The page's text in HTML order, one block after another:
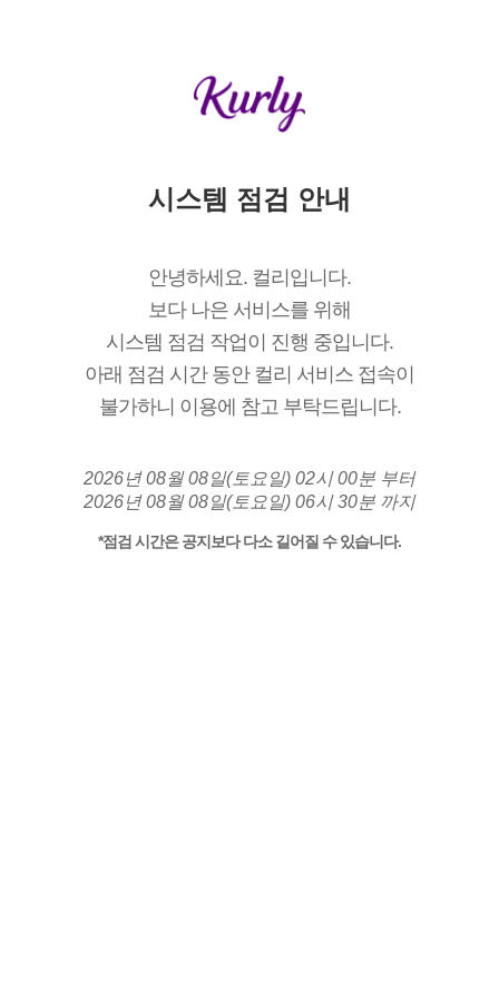
시스템 점검 안내
안녕하세요. 컬리입니다.
보다 나은 서비스를 위해
시스템 점검 작업이 진행 중입니다.
아래 점검 시간 동안 컬리 서비스 접속이
불가하니 이용에 참고 부탁드립니다.
2026년 08월 08일(토요일) 02시 00분 부터
2026년 08월 08일(토요일) 06시 30분 까지
*점검 시간은 공지보다 다소 길어질 수 있습니다.